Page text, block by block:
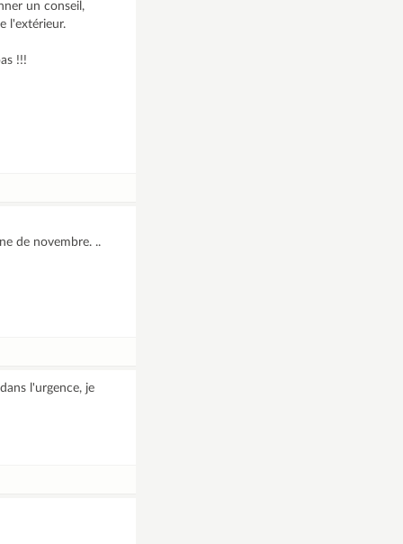
un conseil,
l'extérieur.
!!!
de novembre. ..
l'urgence, je